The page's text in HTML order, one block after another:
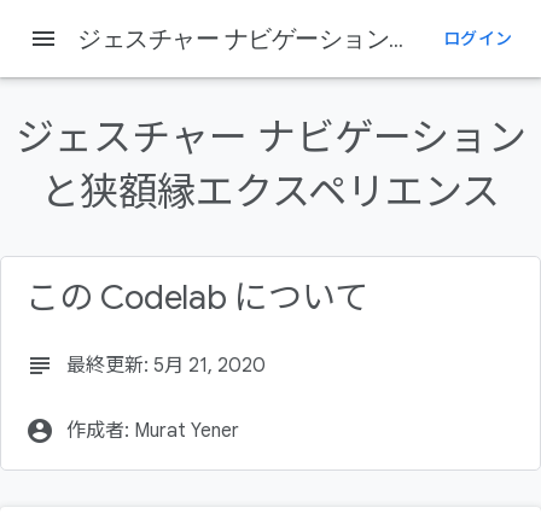
menu ジェスチャー ナビゲーションと狭額縁エクスペリエンス ログイン
ジェスチャー ナビゲーション
と狭額縁エクスペリエンス
この Codelab について
subject 最終更新: 5月 21, 2020
account_circle 作成者: Murat Yener